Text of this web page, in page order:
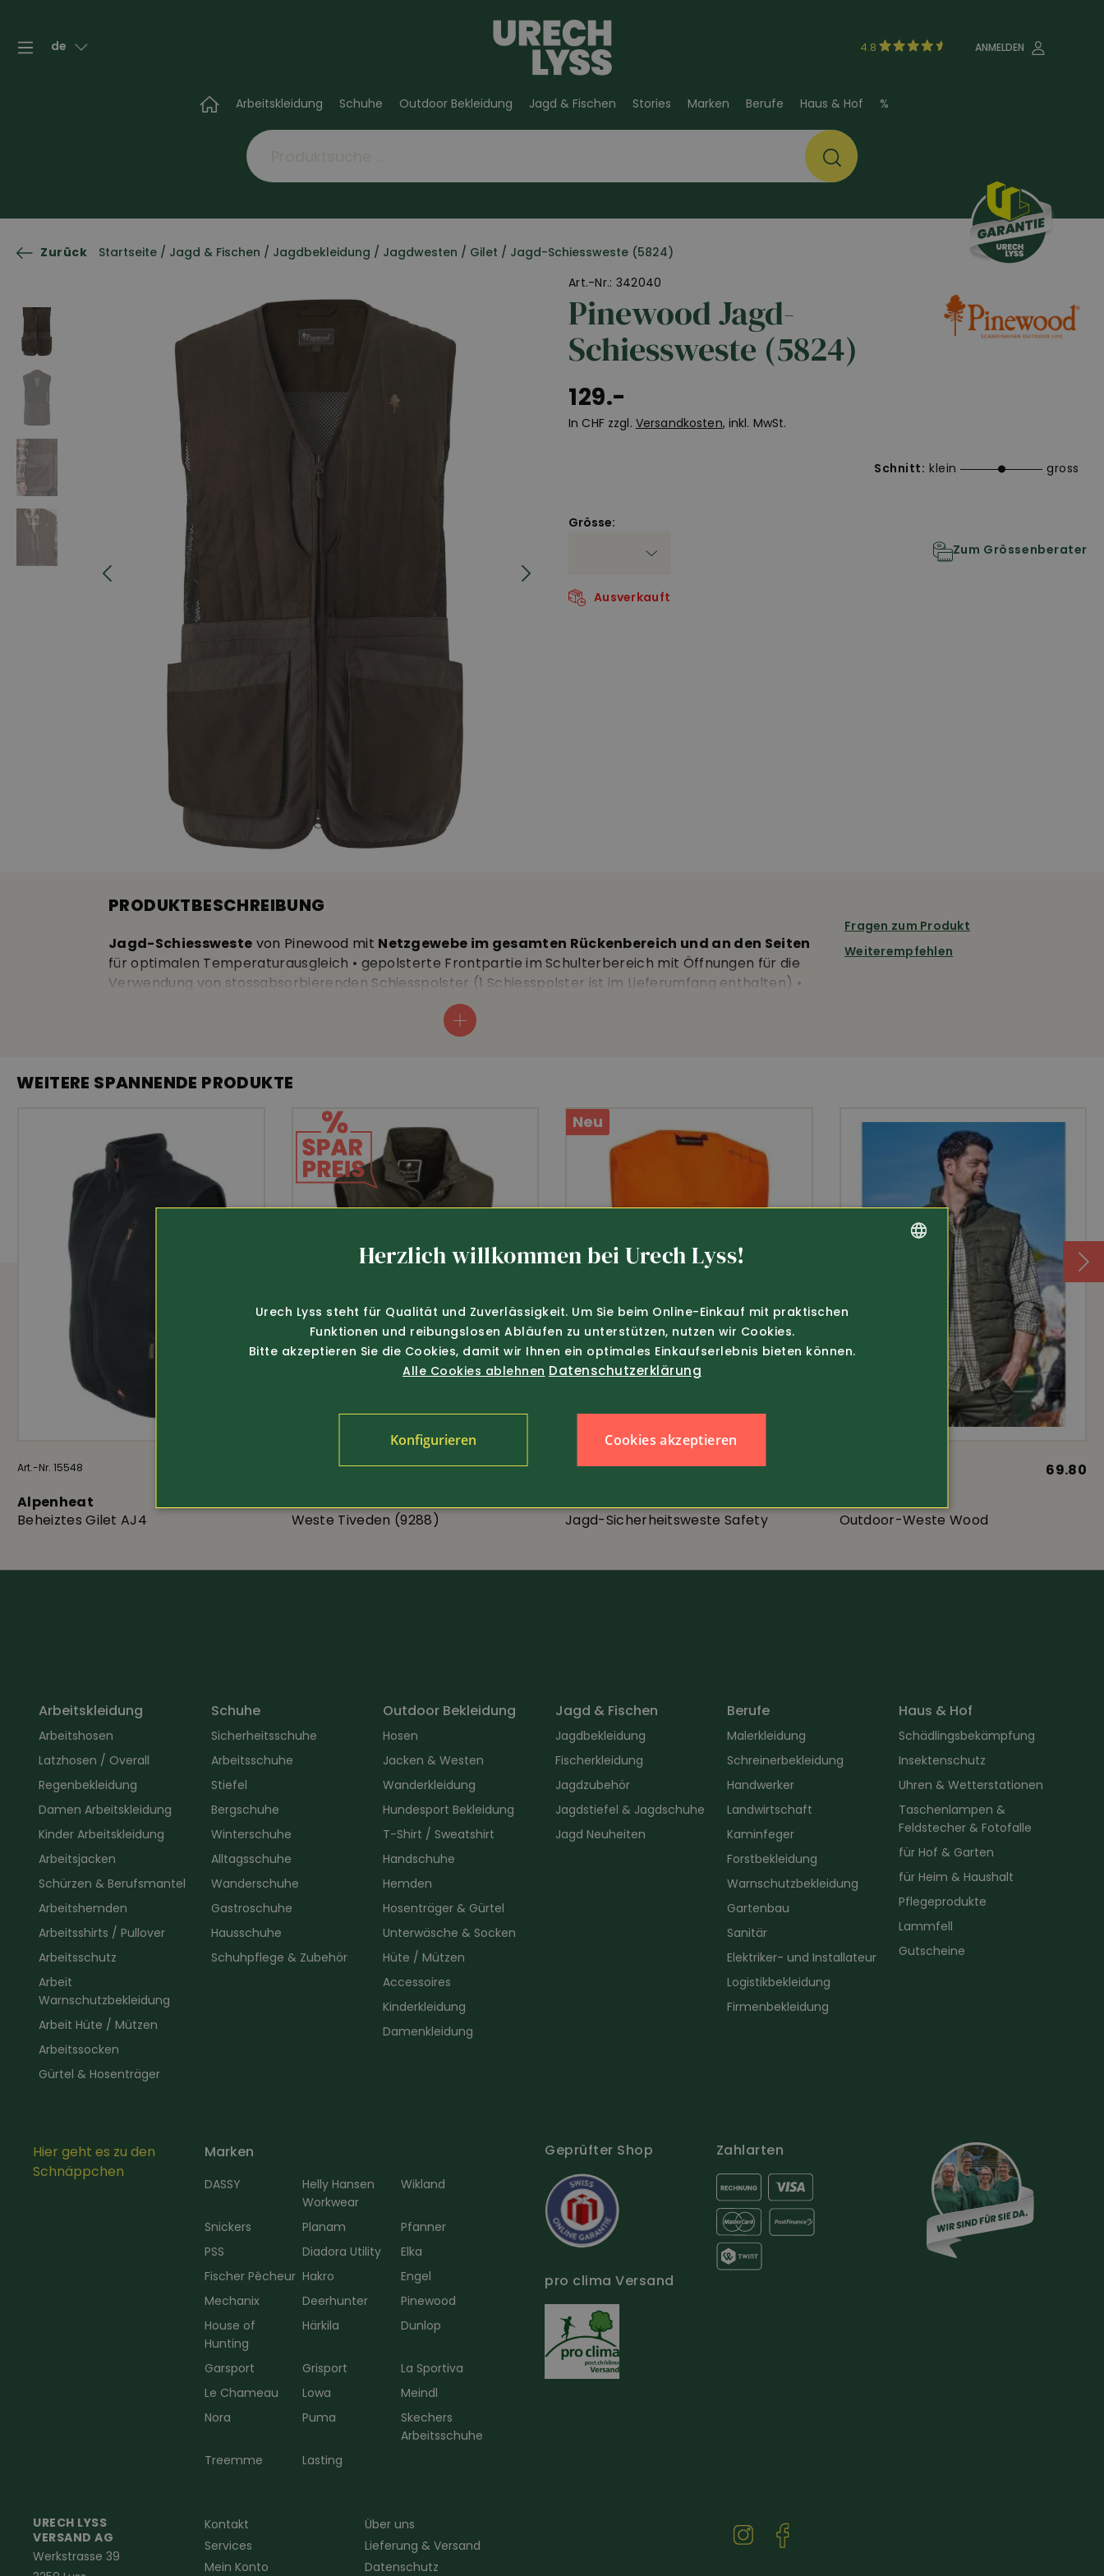
de 4.8 ANMELDEN
Arbeitskleidung Schuhe Outdoor Bekleidung Jagd & Fischen Stories Marken Berufe Haus & Hof %
Zurück Startseite / Jagd & Fischen / Jagdbekleidung / Jagdwesten / Gilet / Jagd-Schiessweste (5824)
Art.-Nr.: 342040
Pinewood Jagd-
Schiessweste (5824)
129.-
In CHF zzgl. Versandkosten, inkl. MwSt.
Schnitt: klein gross
Grösse:
Zum Grössenberater
Ausverkauft
PRODUKTBESCHREIBUNG
Jagd-Schiessweste von Pinewood mit Netzgewebe im gesamten Rückenbereich und an den Seiten
für optimalen Temperaturausgleich • gepolsterte Frontpartie im Schulterbereich mit Öffnungen für die
Verwendung von stossabsorbierenden Schiesspolster (1 Schiesspolster ist im Lieferumfang enthalten) •
• 2 geräumige Taschen •Rückentasche
Schultern, im Brustbereich und den Taschen • weitenregulierbarer Bund • Schiessweste für die Jagd von
Pinewood, Länge ca. 74cm • 88% Polyester, 12% Polyamide • 40°C Wäsche
Fragen zum Produkt
Weiterempfehlen
WEITERE SPANNENDE PRODUKTE
Art.-Nr. 15548
Alpenheat
Beheiztes Gilet AJ4
Art.-Nr. 14172 nur 98.- 109.-
Weste Tiveden (9288)
Neu
Art.-Nr. 381954
Jagd-Sicherheitsweste Safety
69.80
Outdoor-Weste Wood
Arbeitskleidung
Arbeitshosen
Latzhosen / Overall
Regenbekleidung
Damen Arbeitskleidung
Kinder Arbeitskleidung
Arbeitsjacken
Schürzen & Berufsmantel
Arbeitshemden
Arbeitsshirts / Pullover
Arbeitsschutz
Arbeit
Warnschutzbekleidung
Arbeit Hüte / Mützen
Arbeitssocken
Gürtel & Hosenträger
Schuhe
Sicherheitsschuhe
Arbeitsschuhe
Stiefel
Bergschuhe
Winterschuhe
Alltagsschuhe
Wanderschuhe
Gastroschuhe
Hausschuhe
Schuhpflege & Zubehör
Outdoor Bekleidung
Hosen
Jacken & Westen
Wanderkleidung
Hundesport Bekleidung
T-Shirt / Sweatshirt
Handschuhe
Hemden
Hosenträger & Gürtel
Unterwäsche & Socken
Hüte / Mützen
Accessoires
Kinderkleidung
Damenkleidung
Jagd & Fischen
Jagdbekleidung
Fischerkleidung
Jagdzubehör
Jagdstiefel & Jagdschuhe
Jagd Neuheiten
Berufe
Malerkleidung
Schreinerbekleidung
Handwerker
Landwirtschaft
Kaminfeger
Forstbekleidung
Warnschutzbekleidung
Gartenbau
Sanitär
Elektriker- und Installateur
Logistikbekleidung
Firmenbekleidung
Haus & Hof
Schädlingsbekämpfung
Insektenschutz
Uhren & Wetterstationen
Taschenlampen &
Feldstecher & Fotofalle
für Hof & Garten
für Heim & Haushalt
Pflegeprodukte
Lammfell
Gutscheine
Hier geht es zu den
Schnäppchen
Marken
DASSY
Helly Hansen
Workwear
Wikland
Snickers Planam
Pfanner
PSS
Diadora Utility
Elka
Fischer Pêcheur Hakro
Engel
Mechanix
Deerhunter
Pinewood
House of
Hunting
Härkila Dunlop
Garsport Grisport
La Sportiva
Le Chameau
Lowa
Meindl
Nora
Puma
Skechers
Arbeitsschuhe
Treemme
Lasting
Geprüfter Shop
pro clima Versand
Zahlarten
URECH LYSS
VERSAND AG
Werkstrasse 39
Kontakt
Über uns
Services
Lieferung & Versand
Mein Konto
Datenschutz
Herzlich willkommen bei Urech Lyss!
Urech Lyss steht für Qualität und Zuverlässigkeit. Um Sie beim Online-Einkauf mit praktischen
Funktionen und reibungslosen Abläufen zu unterstützen, nutzen wir Cookies.
Bitte akzeptieren Sie die Cookies, damit wir Ihnen ein optimales Einkaufserlebnis bieten können.
Alle Cookies ablehnen Datenschutzerklärung
Cookies akzeptieren
Konfigurieren